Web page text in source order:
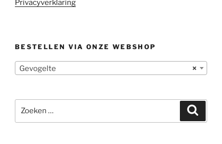
Privacyverklaring
BESTELLEN VIA ONZE WEBSHOP
×
Gevogelte
Zoeken